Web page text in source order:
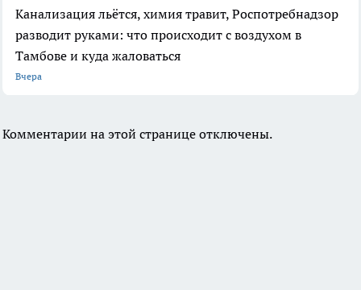
Канализация льётся, химия травит, Роспотребнадзор
разводит руками: что происходит с воздухом в
Тамбове и куда жаловаться
Вчера
Комментарии на этой странице отключены.